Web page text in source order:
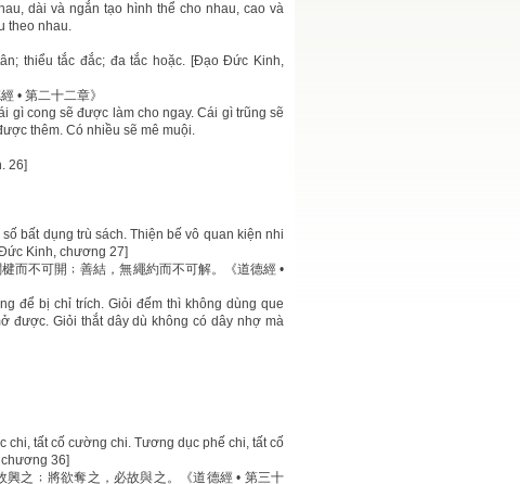
dài và ngắn tạo hình thể cho nhau, cao và
theo nhau.
thiểu tắc đắc; đa tắc hoặc. [Đạo Đức Kinh,
• 第二十二章》
gì cong sẽ được làm cho ngay. Cái gì trũng sẽ
thêm. Có nhiều sẽ mê muội.
26]
bất dụng trù sách. Thiện bế vô quan kiện nhi
Kinh, chương 27]
而不可開﹔善結，無繩約而不可解。《道德經 •
để bị chỉ trích. Giỏi đếm thì không dùng que
được. Giỏi thắt dây dù không có dây nhợ mà
tất cố cường chi. Tương dục phế chi, tất cố
36]
之﹔將欲奪之，必故與之。《道德經 • 第三十